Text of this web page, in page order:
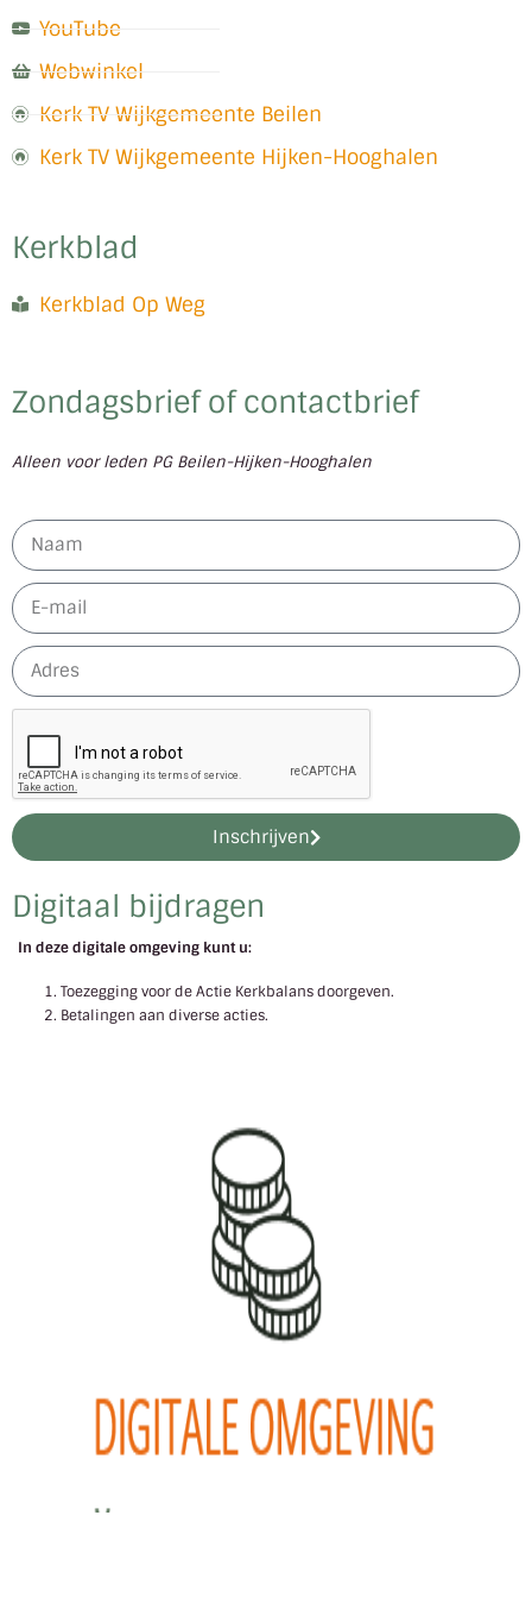
Digitaal bijdragen
In deze digitale omgeving kunt u:
Toezegging voor de Actie Kerkbalans doorgeven.
Betalingen aan diverse acties.
YouTube
Webwinkel
Kerk TV Wijkgemeente Beilen
Kerk TV Wijkgemeente Hijken-Hooghalen
Kerkblad
Kerkblad Op Weg
Zondagsbrief of contactbrief
Alleen voor leden PG Beilen-Hijken-Hooghalen
Inschrijven